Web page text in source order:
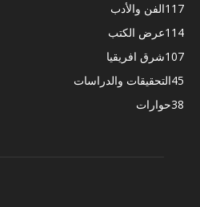
الفن والأدب117
عرض الكتب114
شرق افريقيا107
التحقيقات والدراسات45
حوارات38